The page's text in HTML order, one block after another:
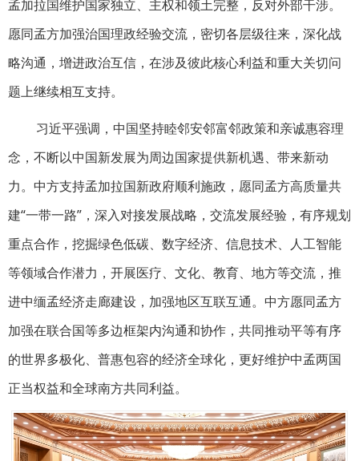
孟加拉国维护国家独立、主权和领土完整，反对外部干涉。
愿同孟方加强治国理政经验交流，密切各层级往来，深化战
略沟通，增进政治互信，在涉及彼此核心利益和重大关切问
题上继续相互支持。
习近平强调，中国坚持睦邻安邻富邻政策和亲诚惠容理
念，不断以中国新发展为周边国家提供新机遇、带来新动
力。中方支持孟加拉国新政府顺利施政，愿同孟方高质量共
建“一带一路”，深入对接发展战略，交流发展经验，有序规划
重点合作，挖掘绿色低碳、数字经济、信息技术、人工智能
等领域合作潜力，开展医疗、文化、教育、地方等交流，推
进中缅孟经济走廊建设，加强地区互联互通。中方愿同孟方
加强在联合国等多边框架内沟通和协作，共同推动平等有序
的世界多极化、普惠包容的经济全球化，更好维护中孟两国
正当权益和全球南方共同利益。